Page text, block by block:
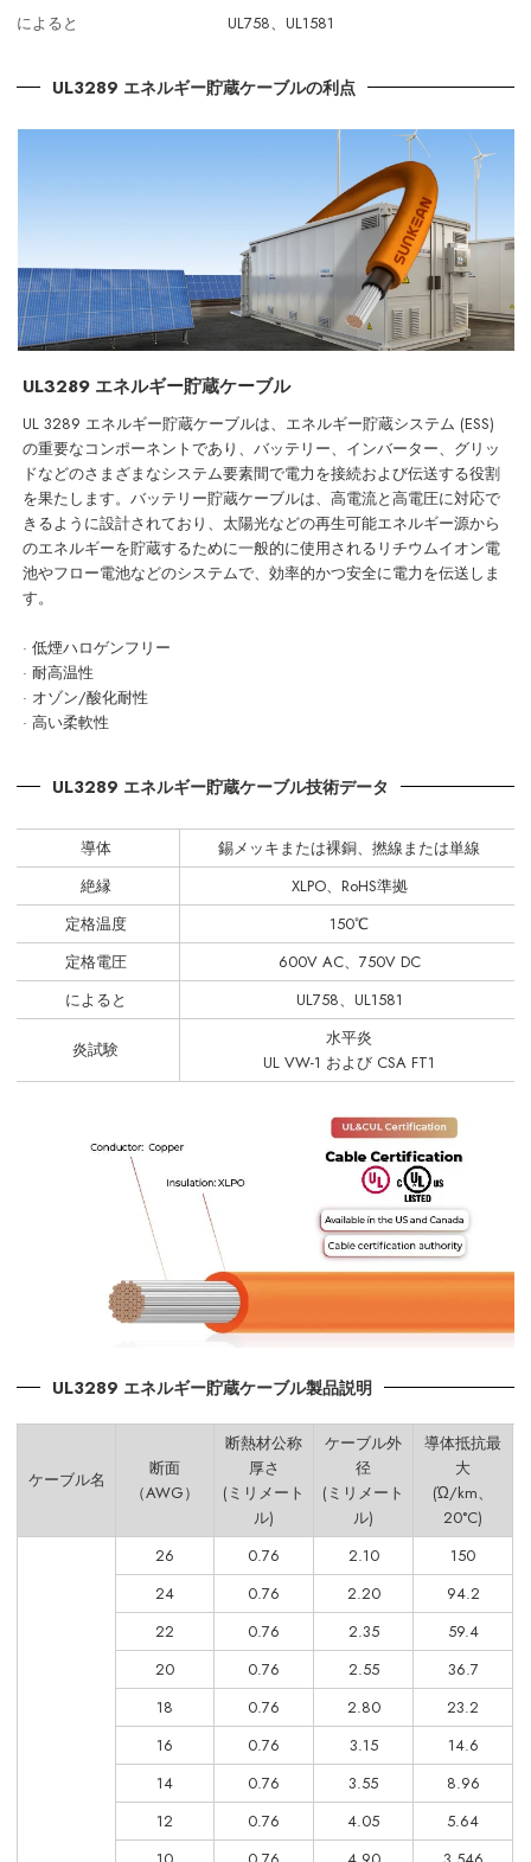
によると
UL758、UL1581
UL3289 エネルギー貯蔵ケーブルの利点
UL3289 エネルギー貯蔵ケーブル
UL 3289 エネルギー貯蔵ケーブルは、エネルギー貯蔵システム (ESS)
の重要なコンポーネントであり、バッテリー、インバーター、グリッ
ドなどのさまざまなシステム要素間で電力を接続および伝送する役割
を果たします。バッテリー貯蔵ケーブルは、高電流と高電圧に対応で
きるように設計されており、太陽光などの再生可能エネルギー源から
のエネルギーを貯蔵するために一般的に使用されるリチウムイオン電
池やフロー電池などのシステムで、効率的かつ安全に電力を伝送しま
す。
· 低煙ハロゲンフリー
· 耐高温性
· オゾン/酸化耐性
· 高い柔軟性
UL3289 エネルギー貯蔵ケーブル技術データ
導体
錫メッキまたは裸銅、撚線または単線
絶縁
XLPO、RoHS準拠
定格温度
150℃
定格電圧
600V AC、750V DC
によると
UL758、UL1581
炎試験
水平炎
UL VW-1 および CSA FT1
UL3289 エネルギー貯蔵ケーブル製品説明
ケーブル名
断面
（AWG）
断熱材公称
厚さ
(ミリメート
ル)
ケーブル外
径
(ミリメート
ル)
導体抵抗最
大
(Ώ/km、
20°C)
26
0.76 2.10
150
24
0.76 2.20
94.2
22
0.76 2.35
59.4
20
0.76 2.55
36.7
18
0.76 2.80
23.2
16
0.76 3.15
14.6
14
0.76 3.55
8.96
12
0.76 4.05
5.64